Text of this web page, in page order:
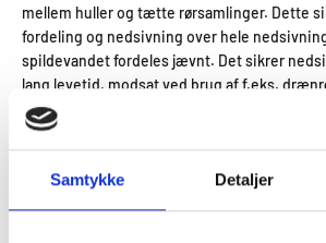
Samtykke Detaljer
mellem huller og tætte rørsamlinger. Dette
fordeling og nedsivning over hele
spildevandet fordeles jævnt. Det sikrer
lang levetid, modsat ved brug af f.eks.
drænsamlinger, hvor vandet ikke fordeles
nedsivningsarealet. Derved undgås
tilstopninger, hvor nedsivningsanlægget
Se vores forhandlere